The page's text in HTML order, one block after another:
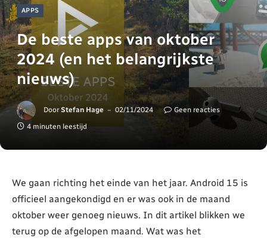
APPS
De beste apps van oktober
2024 (en het belangrijkste
nieuws)
Door Stefan Hage 02/11/2024
Geen reacties
4 minuten leestijd
We gaan richting het einde van het jaar. Android 15 is
officieel aangekondigd en er was ook in de maand
oktober weer genoeg nieuws. In dit artikel blikken we
terug op de afgelopen maand. Wat was het